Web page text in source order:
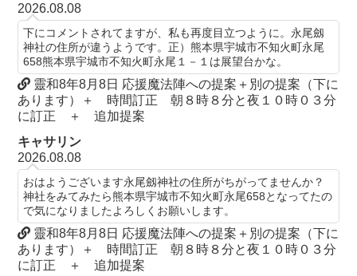
2026.08.08
下にコメントされてますが、私も再度目立つように。永尾劔
神社の住所が違うようです。正）熊本県宇城市不知火町永尾
658熊本県宇城市不知火町永尾１－１は展望台かな。
靈和8年8月8日 応援魔法陣への提案＋別の提案（下に
あります）＋ 時間訂正 朝８時８分と夜１０時０３分
に訂正 ＋ 追加提案
キャサリン
2026.08.08
おはようございます永尾劔神社の住所がちがってませんか？
神社をみてみたら熊本県宇城市不知火町永尾658となってたの
で気になりましたよろしくお願いします。
靈和8年8月8日 応援魔法陣への提案＋別の提案（下に
あります）＋ 時間訂正 朝８時８分と夜１０時０３分
に訂正 ＋ 追加提案